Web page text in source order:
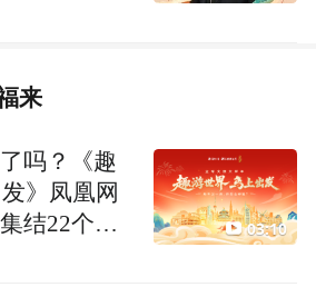
喊你来体
来
吗？《趣
》凤凰网
结22个目
你眼前
03:10